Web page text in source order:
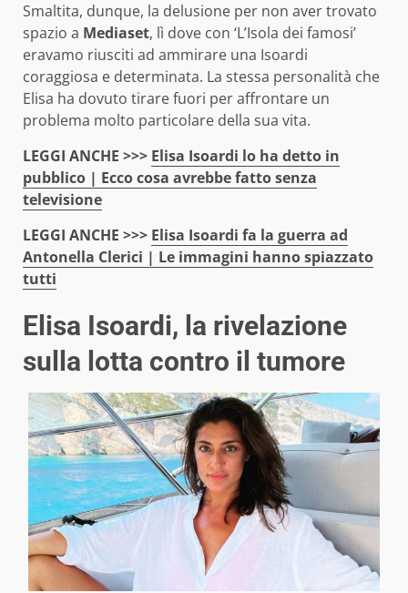
Smaltita, dunque, la delusione per non aver trovato
spazio a Mediaset, lì dove con ‘L’Isola dei famosi’
eravamo riusciti ad ammirare una Isoardi
coraggiosa e determinata. La stessa personalità che
Elisa ha dovuto tirare fuori per affrontare un
problema molto particolare della sua vita.
LEGGI ANCHE >>> Elisa Isoardi lo ha detto in
pubblico | Ecco cosa avrebbe fatto senza
televisione
LEGGI ANCHE >>> Elisa Isoardi fa la guerra ad
Antonella Clerici | Le immagini hanno spiazzato
tutti
Elisa Isoardi, la rivelazione
sulla lotta contro il tumore